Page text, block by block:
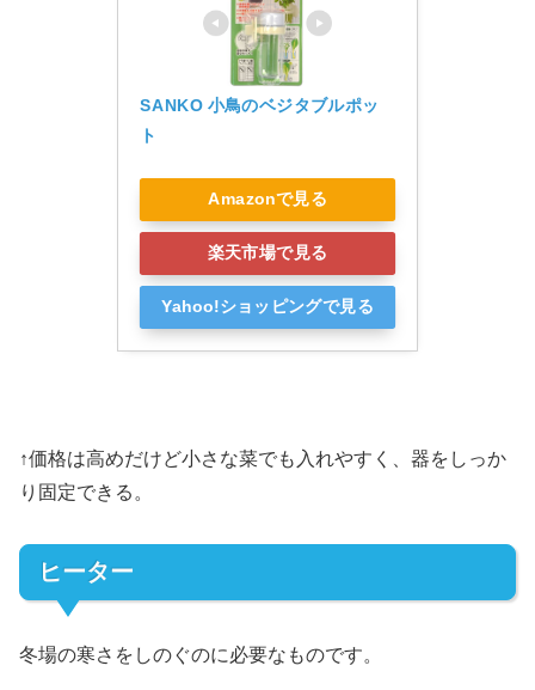
SANKO 小鳥のベジタブルポッ
ト
Amazonで見る
楽天市場で見る
Yahoo!ショッピングで見る
↑価格は高めだけど小さな菜でも入れやすく、器をしっか
り固定できる。
ヒーター
冬場の寒さをしのぐのに必要なものです。